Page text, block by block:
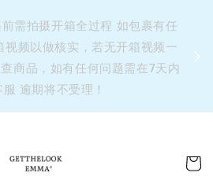
需拍摄开箱全过程 如包裹有任
视频以做核实，若无开箱视频一
商品，如有任何问题需在7天内
逾期将不受理！